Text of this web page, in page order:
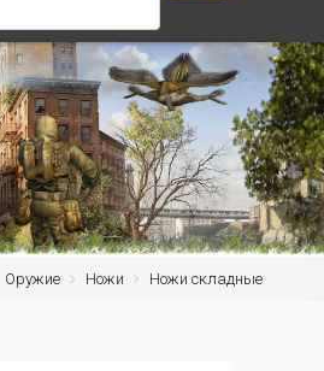
Оружие Ножи Ножи складные